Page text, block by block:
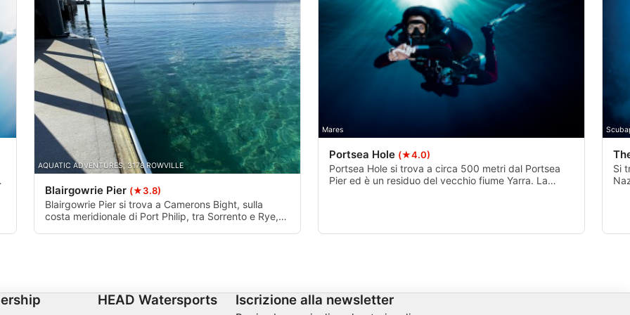
AQUATIC ADVENTURES, 3178 ROWVILLE
Blairgowrie Pier (★3.8)
Blairgowrie Pier si trova a Camerons Bight, sulla
costa meridionale di Port Philip, tra Sorrento e Rye,
Mares
Portsea Hole (★4.0)
Portsea Hole si trova a circa 500 metri dal Portsea
Pier ed è un residuo del vecchio fiume Yarra. La
Si
HEAD Watersports Iscrizione alla newsletter
di dati provenienti da